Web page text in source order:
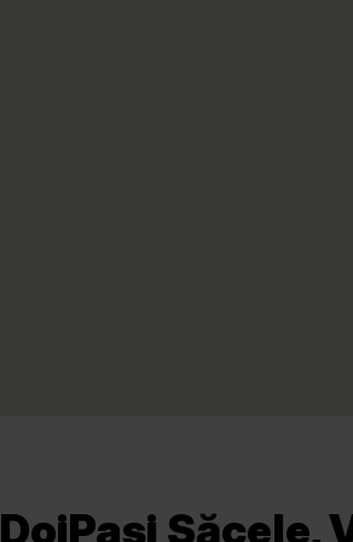
Săcele,